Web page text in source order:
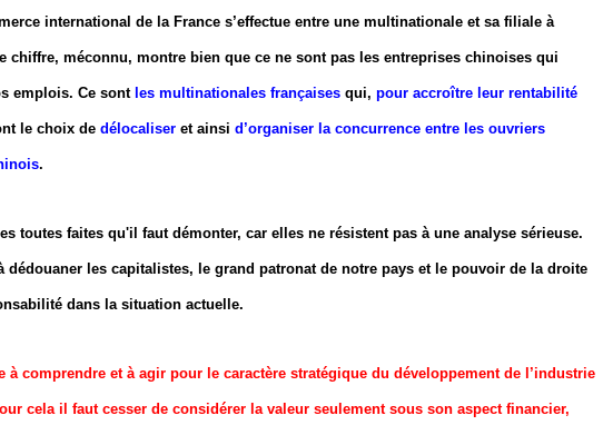
international de la France s’effectue entre une multinationale et sa filiale à
chiffre, méconnu, montre bien que ce ne sont pas les entreprises chinoises qui
emplois. Ce sont les multinationales françaises qui, pour accroître leur rentabilité
le choix de délocaliser et ainsi d’organiser la concurrence entre les ouvriers
.
toutes faites qu'il faut démonter, car elles ne résistent pas à une analyse sérieuse.
dédouaner les capitalistes, le grand patronat de notre pays et le pouvoir de la droite
dans la situation actuelle.
à comprendre et à agir pour le caractère stratégique du développement de l’industrie
cela il faut cesser de considérer la valeur seulement sous son aspect financier,